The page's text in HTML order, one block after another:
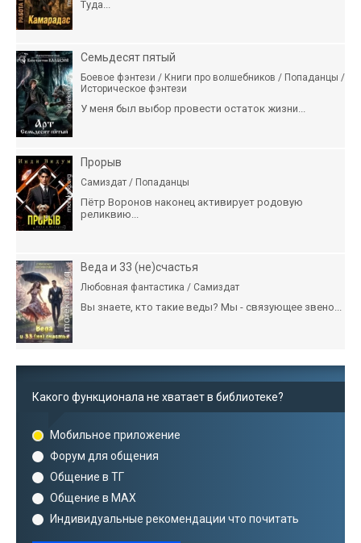
Туда...
Семьдесят пятый
Боевое фэнтези / Книги про волшебников / Попаданцы /
Историческое фэнтези
У меня был выбор провести остаток жизни...
Прорыв
Самиздат / Попаданцы
Пётр Воронов наконец активирует родовую
реликвию...
Веда и 33 (не)счастья
Любовная фантастика / Самиздат
Вы знаете, кто такие веды? Мы - связующее звено...
Какого функционала не хватает в библиотеке?
Мобильное приложение
Форум для общения
Общение в ТГ
Общение в MAX
Индивидуальные рекомендации что почитать